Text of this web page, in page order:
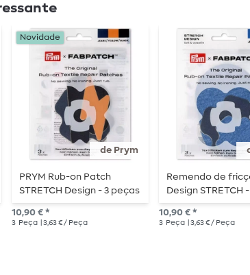
de Prym
Novidade
PRYM Rub-on Patch
STRETCH Design - 3 peças
- nuvem/flash
10,90 € *
3 Peça | 3,63 € / Peça
Remendo de
Design STRETCH
- Calças de
10,90 € *
3 Peça | 3,63 € / Peça